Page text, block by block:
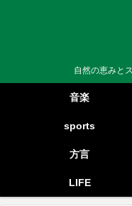
自然の恵みと
音楽
sports
方言
LIFE